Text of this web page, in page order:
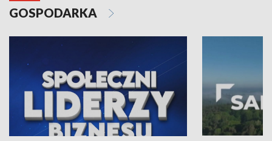
GOSPODARKA